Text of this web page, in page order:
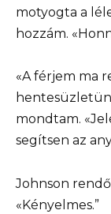
motyogta a
hozzám.
«A férjem ma
mondtam.
segítsen az
Johnson
«Kényelmes.”